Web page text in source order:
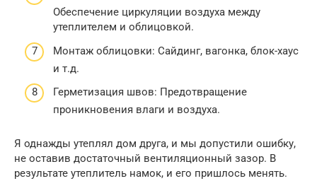
Обеспечение циркуляции воздуха между
утеплителем и облицовкой.
Монтаж облицовки: Сайдинг, вагонка, блок-хаус
и т.д.
Герметизация швов: Предотвращение
проникновения влаги и воздуха.
Я однажды утеплял дом друга, и мы допустили ошибку,
не оставив достаточный вентиляционный зазор. В
результате утеплитель намок, и его пришлось менять.